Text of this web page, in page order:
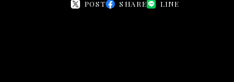
POST SHARE LINE